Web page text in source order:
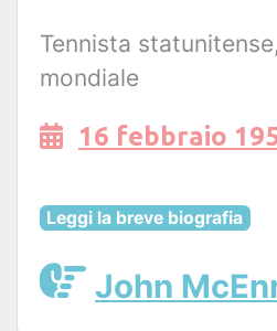
Tennista
mondiale
16 febbraio
Leggi la breve biografia
John